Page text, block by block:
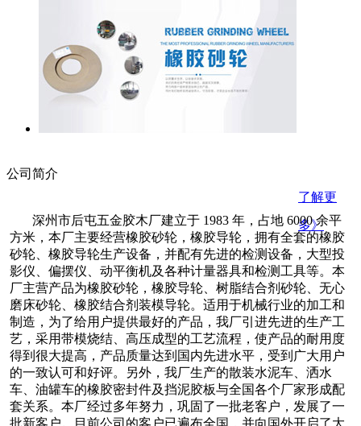
公司简介
了解更
多》
深州市后屯五金胶木厂建立于 1983 年，占地 6000 余平
方米，本厂主要经营橡胶砂轮，橡胶导轮，拥有全套的橡胶
砂轮、橡胶导轮生产设备，并配有先进的检测设备，大型投
影仪、偏摆仪、动平衡机及各种计量器具和检测工具等。本
厂主营产品为橡胶砂轮，橡胶导轮、树脂结合剂砂轮、无心
磨床砂轮、橡胶结合剂装模导轮。适用于机械行业的加工和
制造，为了给用户提供最好的产品，我厂引进先进的生产工
艺，采用带模烧结、高压成型的工艺流程，使产品的耐用度
得到很大提高，产品质量达到国内先进水平，受到广大用户
的一致认可和好评。另外，我厂生产的散装水泥车、洒水
车、油罐车的橡胶密封件及挡泥胶板与全国各个厂家形成配
套关系。本厂经过多年努力，巩固了一批老客户，发展了一
批新客户。目前公司的客户已遍布全国，并向国外开启了大
无心磨床导轮、砂轮 无心磨床导轮、砂轮
无心磨床导轮、砂轮 无心磨床导轮、砂轮